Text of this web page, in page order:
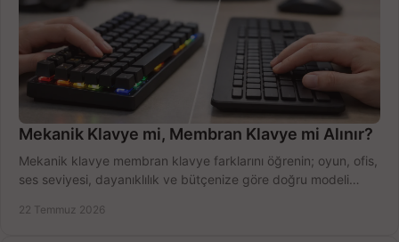
Mekanik Klavye mi, Membran Klavye mi Alınır?
Mekanik klavye membran klavye farklarını öğrenin; oyun, ofis,
ses seviyesi, dayanıklılık ve bütçenize göre doğru modeli
22 Temmuz 2026